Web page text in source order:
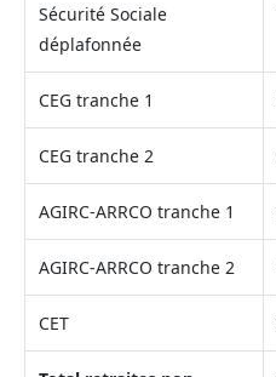
Sécurité Sociale
déplafonnée
CEG tranche 1
CEG tranche 2
AGIRC-ARRCO tranche 1
AGIRC-ARRCO tranche 2
CET